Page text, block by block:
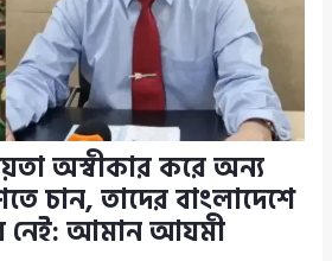
অস্বীকার করে অন্য
চান, তাদের বাংলাদেশে
নেই: আমান আযমী